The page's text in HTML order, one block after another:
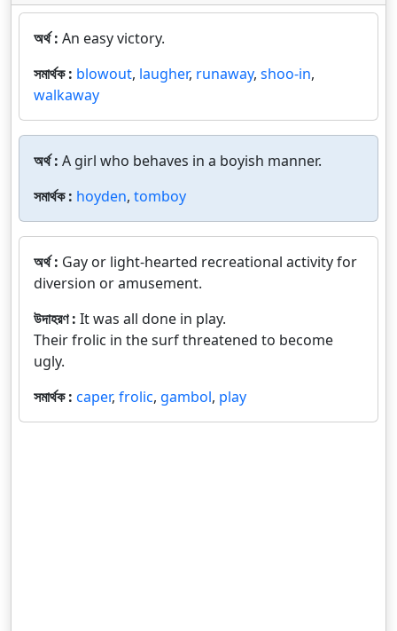
অর্থ : An easy victory.
সমার্থক : blowout, laugher, runaway, shoo-in,
walkaway
অর্থ : A girl who behaves in a boyish manner.
সমার্থক : hoyden, tomboy
অর্থ : Gay or light-hearted recreational activity for
diversion or amusement.
উদাহরণ : It was all done in play.
Their frolic in the surf threatened to become
ugly.
সমার্থক : caper, frolic, gambol, play